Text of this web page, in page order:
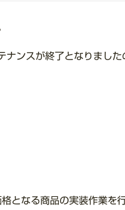
ンスが終了となりました
なる商品の実装作業を行